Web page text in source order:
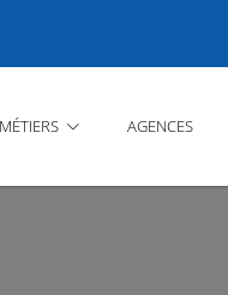
MÉTIERS AGENCES